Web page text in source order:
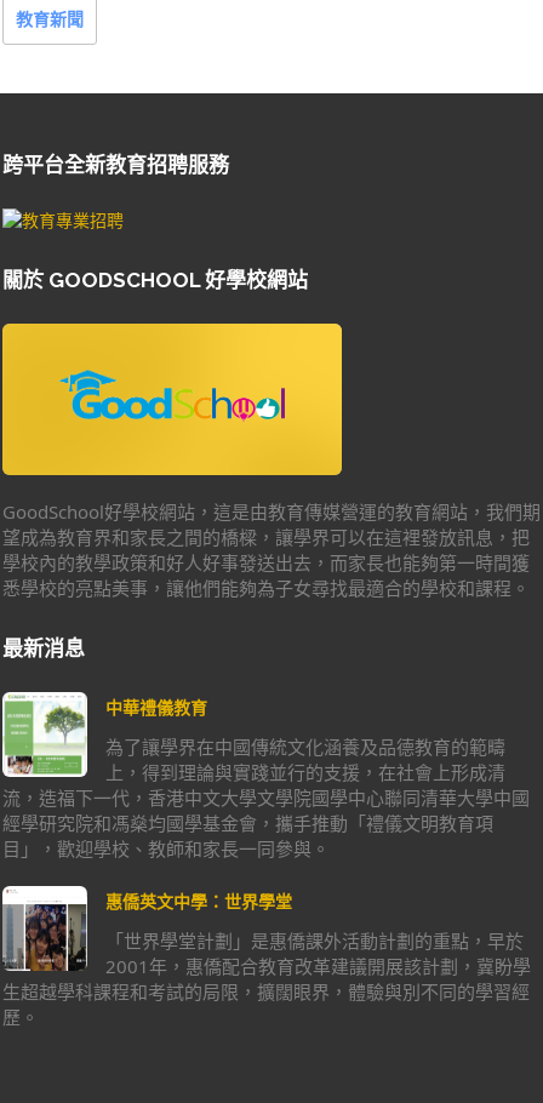
教育新聞
跨平台全新教育招聘服務
關於 GOODSCHOOL 好學校網站
GoodSchool好學校網站，這是由教育傳媒營運的教育網站，我們期
望成為教育界和家長之間的橋樑，讓學界可以在這裡發放訊息，把
學校內的教學政策和好人好事發送出去，而家長也能夠第一時間獲
悉學校的亮點美事，讓他們能夠為子女尋找最適合的學校和課程。
最新消息
中華禮儀教育
為了讓學界在中國傳統文化涵養及品德教育的範疇
上，得到理論與實踐並行的支援，在社會上形成清
流，造福下一代，香港中文大學文學院國學中心聯同清華大學中國
經學研究院和馮燊均國學基金會，攜手推動「禮儀文明教育項
目」，歡迎學校、教師和家長一同參與。
惠僑英文中學：世界學堂
「世界學堂計劃」是惠僑課外活動計劃的重點，早於
2001年，惠僑配合教育改革建議開展該計劃，冀盼學
生超越學科課程和考試的局限，擴闊眼界，體驗與別不同的學習經
歷。